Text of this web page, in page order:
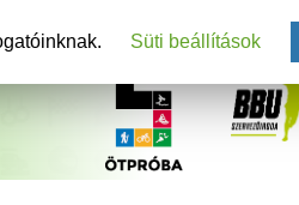
Süti beállítások